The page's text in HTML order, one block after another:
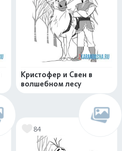
Кристофер и Свен в
волшебном лесу
84